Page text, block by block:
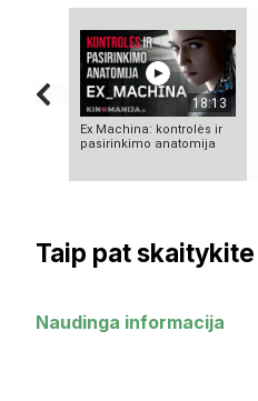
18:13
Ex Machina: kontrolės ir
pasirinkimo anatomija
Taip pat skaitykite
Naudinga informacija